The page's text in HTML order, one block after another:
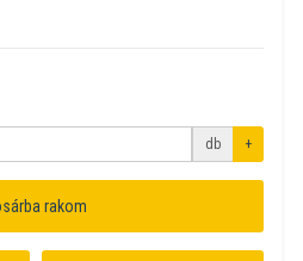
db +
rakom